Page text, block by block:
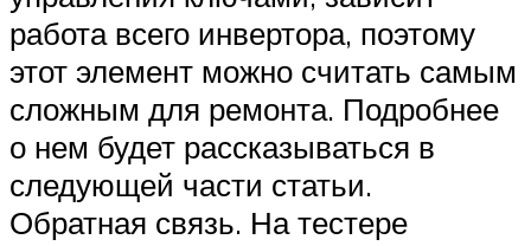
работа всего инвертора, поэтому
этот элемент можно считать самым
сложным для ремонта. Подробнее
о нем будет рассказываться в
следующей части статьи.
Обратная связь. На тестере